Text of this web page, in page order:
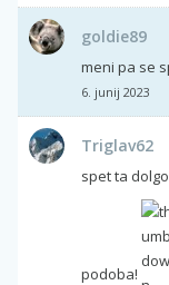
goldie89
meni pa se
6. junij 2023
Triglav62
spet ta
podoba!